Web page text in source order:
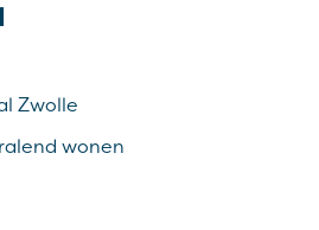
Zwolle
wonen